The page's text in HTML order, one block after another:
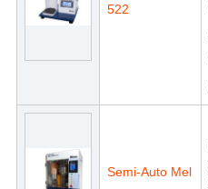
522
Semi-Auto Mel